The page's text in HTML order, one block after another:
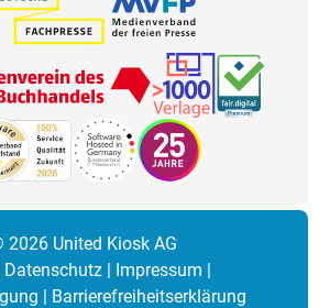
2026 United Kiosk AG
Datenschutz| Impressum
Barrierefreiheitserklärung